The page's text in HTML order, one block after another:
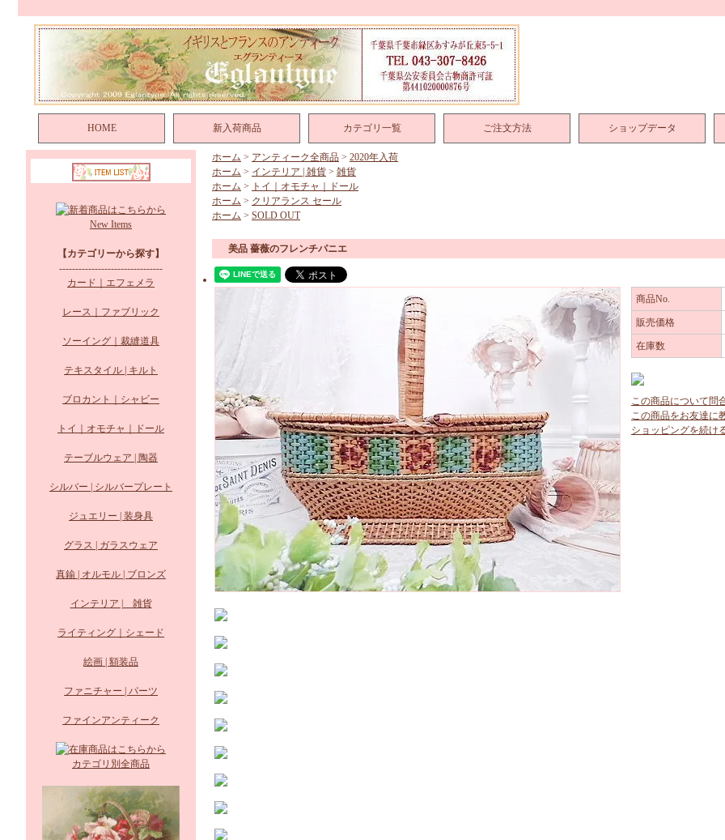
HOME 新入荷商品 カテゴリ一覧 ご注文方法 ショップデータ
New Items
【カテゴリーから探す】
--------------------------------
カード｜エフェメラ
レース｜ファブリック
ソーイング｜裁縫道具
テキスタイル | キルト
ブロカント｜シャビー
トイ｜オモチャ｜ドール
テーブルウェア | 陶器
シルバー | シルバープレート
ジュエリー | 装身具
グラス | ガラスウェア
真鍮 | オルモル | ブロンズ
インテリア | 雑貨
ライティング｜シェード
絵画 | 額装品
ファニチャー | パーツ
ファインアンティーク
カテゴリ別全商品
ホーム > アンティーク全商品 > 2020年入荷
ホーム > インテリア | 雑貨 > 雑貨
ホーム > トイ｜オモチャ｜ドール
ホーム > クリアランス セール
ホーム > SOLD OUT
美品 薔薇のフレンチパニエ
商品No.
販売価格
在庫数
この商品について問
この商品をお友達に
ショッピングを続け